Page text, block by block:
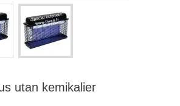
utan kemikalier